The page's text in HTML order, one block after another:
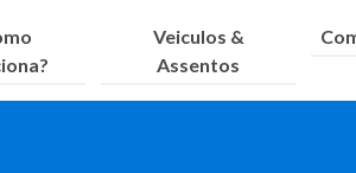
Veiculos &
Assentos